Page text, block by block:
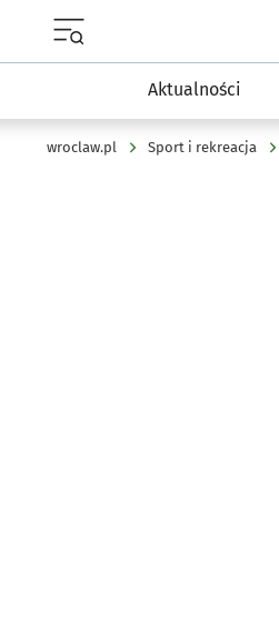
Aktualności
wroclaw.pl Sport i rekreacja